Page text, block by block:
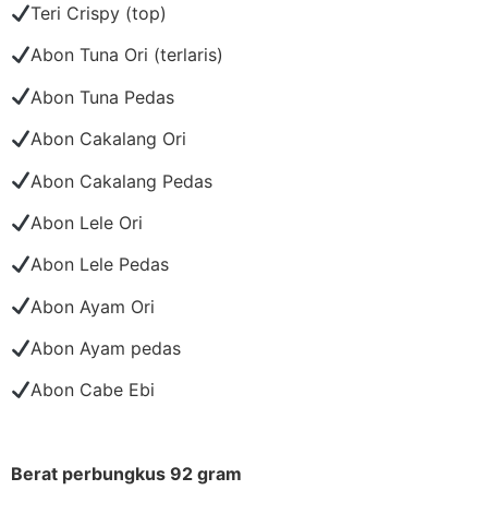
Teri Crispy (top)
Abon Tuna Ori (terlaris)
Abon Tuna Pedas
Abon Cakalang Ori
Abon Cakalang Pedas
Abon Lele Ori
Abon Lele Pedas
Abon Ayam Ori
Abon Ayam pedas
Abon Cabe Ebi
Berat perbungkus 92 gram